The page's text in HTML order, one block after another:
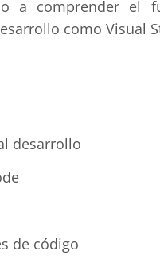
a comprender el
como Visual
desarrollo
de código